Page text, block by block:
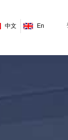
中文 En